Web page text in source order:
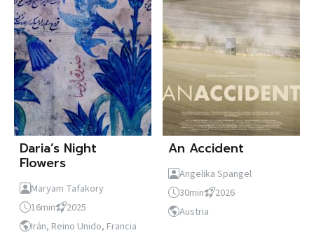
Daria’s Night
Flowers
Maryam Tafakory
16min
2025
Irán, Reino Unido, Francia
An Accident
Angelika Spangel
30min
2026
Austria